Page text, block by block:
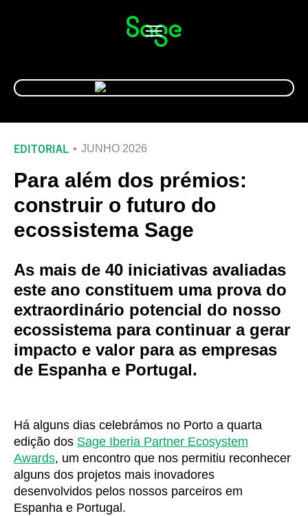
Alternar
navegação
EDITORIAL JUNHO 2026
Para além dos prémios:
construir o futuro do
ecossistema Sage
As mais de 40 iniciativas avaliadas
este ano constituem uma prova do
extraordinário potencial do nosso
ecossistema para continuar a gerar
impacto e valor para as empresas
de Espanha e Portugal.
Há alguns dias celebrámos no Porto a quarta
edição dos Sage Iberia Partner Ecosystem
Awards, um encontro que nos permitiu reconhecer
alguns dos projetos mais inovadores
desenvolvidos pelos nossos parceiros em
Espanha e Portugal.